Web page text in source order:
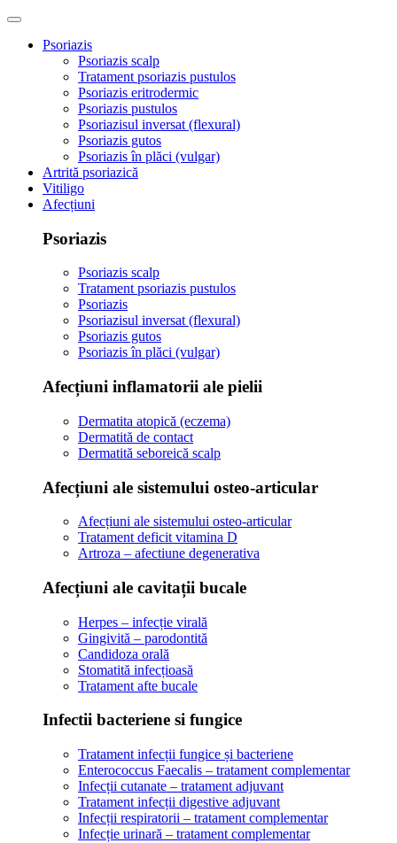
Psoriazis
Psoriazis scalp
Tratament psoriazis pustulos
Psoriazis eritrodermic
Psoriazis pustulos
Psoriazisul inversat (flexural)
Psoriazis gutos
Psoriazis în plăci (vulgar)
Artrită psoriazică
Vitiligo
Afecțiuni
Psoriazis
Psoriazis scalp
Tratament psoriazis pustulos
Psoriazis
Psoriazisul inversat (flexural)
Psoriazis gutos
Psoriazis în plăci (vulgar)
Afecțiuni inflamatorii ale pielii
Dermatita atopică (eczema)
Dermatită de contact
Dermatită seboreică scalp
Afecțiuni ale sistemului osteo-articular
Afecțiuni ale sistemului osteo-articular
Tratament deficit vitamina D
Artroza – afectiune degenerativa
Afecțiuni ale cavitații bucale
Herpes – infecție virală
Gingivită – parodontită
Candidoza orală
Stomatită infecțioasă
Tratament afte bucale
Infectii bacteriene si fungice
Tratament infecții fungice și bacteriene
Enterococcus Faecalis – tratament complementar
Infecții cutanate – tratament adjuvant
Tratament infecții digestive adjuvant
Infecții respiratorii – tratament complementar
Infecție urinară – tratament complementar